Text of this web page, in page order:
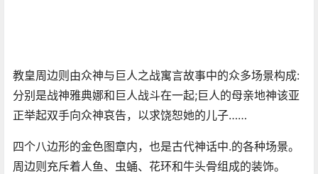
教皇周边则由众神与巨人之战寓言故事中的众多场景构成:
分别是战神雅典娜和巨人战斗在一起;巨人的母亲地神该亚
正举起双手向众神哀告，以求饶恕她的儿子……
四个八边形的金色图章内，也是古代神话中.的各种场景。
周边则充斥着人鱼、虫蛹、花环和牛头骨组成的装饰。